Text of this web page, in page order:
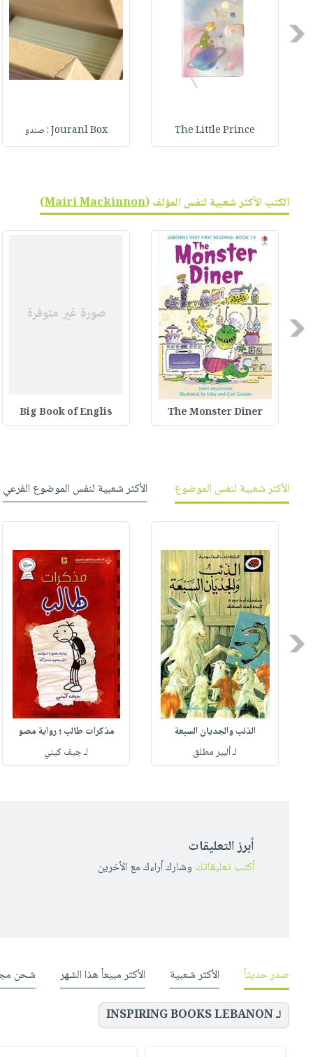
فيديوهات
انشر
تواصل
معنا
عربة
التسوق
Previous
The Little Prince Jouranl Box : صندو
الكتب الأكثر شعبية لنفس المؤلف (Mairi Mackinnon
)
Previous
The Monster Diner
Big Book of Englis
الأكثر شعبية لنفس الموضوع الأكثر شعبية لنفس الموضوع الفرعي
Previous
الذئب والجديان السبعة
لـ ألبير مطلق
مذكرات طالب ؛ رواية مصو
لـ جيف كيني
أبرز التعليقات
أكتب تعليقاتك وشارك أراءك مع الأخرين
صدر حديثاً الأكثر شعبية الأكثر مبيعاً هذا الشهر شحن
لـ INSPIRING BOOKS LEBANON